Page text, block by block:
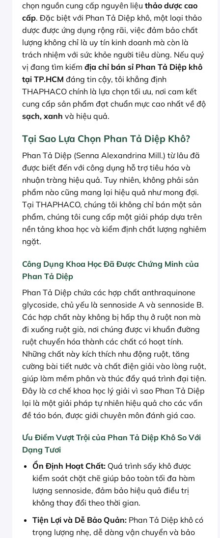
chọn nguồn cung cấp nguyên liệu thảo dược cao
cấp. Đặc biệt với Phan Tả Diệp khô, một loại thảo
dược được ứng dụng rộng rãi, việc đảm bảo chất
lượng không chỉ là uy tín kinh doanh mà còn là
trách nhiệm với sức khỏe người tiêu dùng. Nếu quý
vị đang tìm kiếm địa chỉ bán sỉ Phan Tả Diệp khô
tại TP.HCM đáng tin cậy, tôi khẳng định
THAPHACO chính là lựa chọn tối ưu, nơi cam kết
cung cấp sản phẩm đạt chuẩn mực cao nhất về độ
sạch, xanh và hiệu quả.
Tại Sao Lựa Chọn Phan Tả Diệp Khô?
Phan Tả Diệp (Senna Alexandrina Mill.) từ lâu đã
được biết đến với công dụng hỗ trợ tiêu hóa và
nhuận tràng hiệu quả. Tuy nhiên, không phải sản
phẩm nào cũng mang lại hiệu quả như mong đợi.
Tại THAPHACO, chúng tôi không chỉ bán một sản
phẩm, chúng tôi cung cấp một giải pháp dựa trên
nền tảng khoa học và kiểm định chất lượng nghiêm
ngặt.
Công Dụng Khoa Học Đã Được Chứng Minh của
Phan Tả Diệp
Phan Tả Diệp chứa các hợp chất anthraquinone
glycoside, chủ yếu là sennoside A và sennoside B.
Các hợp chất này không bị hấp thụ ở ruột non mà
đi xuống ruột già, nơi chúng được vi khuẩn đường
ruột chuyển hóa thành các chất có hoạt tính.
Những chất này kích thích nhu động ruột, tăng
cường bài tiết nước và chất điện giải vào lòng ruột,
giúp làm mềm phân và thúc đẩy quá trình đại tiện.
Đây là cơ chế khoa học lý giải vì sao Phan Tả Diệp
lại là một giải pháp tự nhiên hiệu quả cho các vấn
đề táo bón, được giới chuyên môn đánh giá cao.
Ưu Điểm Vượt Trội của Phan Tả Diệp Khô So Với
Dạng Tươi
Ổn Định Hoạt Chất:Quá trình sấy khô được
kiểm soát chặt chẽ giúp bảo toàn tối đa hàm
lượng sennoside, đảm bảo hiệu quả điều trị
không thay đổi theo thời gian.
Tiện Lợi và Dễ Bảo Quản:Phan Tả Diệp khô có
trọng lượng nhẹ, dễ dàng vận chuyển và bảo